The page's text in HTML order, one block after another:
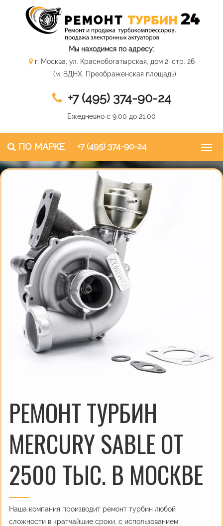
Мы находимся по адресу:
г. Москва, ул. Краснобогатырская, дом 2, стр. 26
(м. ВДНХ, Преображенская площадь)
+7 (495) 374-90-24
Ежедневно с 9:00 до 21:00
ПО МАРКЕ +7 (495) 374-90-24
РЕМОНТ ТУРБИН
MERCURY SABLE ОТ
2500 ТЫС. В МОСКВЕ
Наша компания производит ремонт турбин любой
сложности в кратчайшие сроки, с использованием